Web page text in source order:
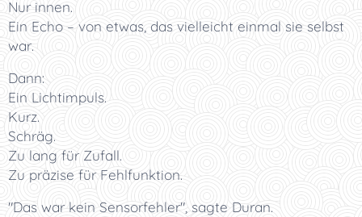
Nur innen.
Ein Echo – von etwas, das vielleicht einmal sie selbst
war.
Dann:
Ein Lichtimpuls.
Kurz.
Schräg.
Zu lang für Zufall.
Zu präzise für Fehlfunktion.
"Das war kein Sensorfehler", sagte Duran.